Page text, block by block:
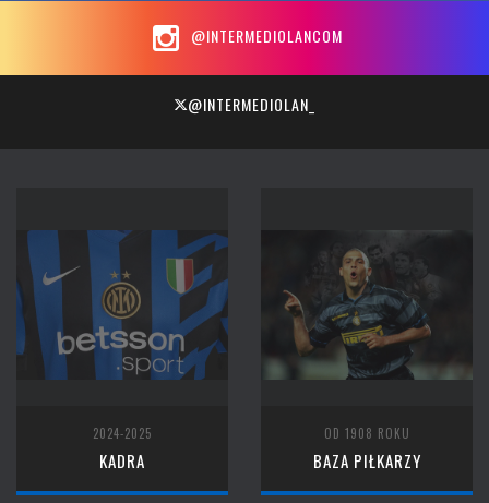
@INTERMEDIOLANCOM
@INTERMEDIOLAN_
2024-2025
KADRA
OD 1908 ROKU
BAZA PIŁKARZY